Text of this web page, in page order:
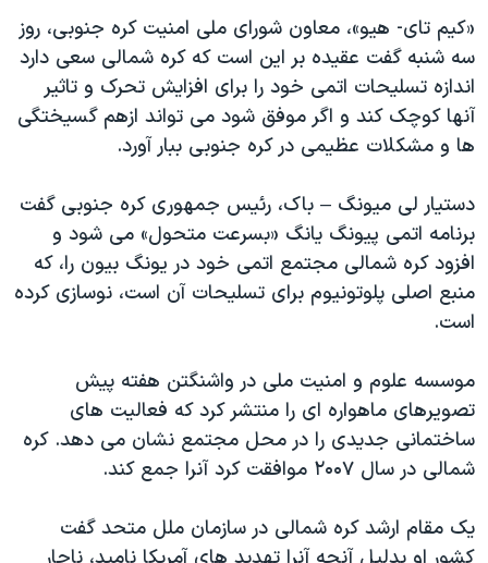
جستجوویژه برنامه‌ها
ویدیوها
فرهنگ و زندگی
حقوق شهروندی
علم و فناوری
اسرائیل در جنگ
گالری عکس
آرشیو پخش زنده
بایگانی برنامه‌های تلویزیونی
مستندها
انتخابات ریاست جمهوری آمریکا ۲۰۲۴
رمز مهسا
ورزش زنان در ایران
اعتراضات زن، زندگی، آزادی
مجموعه مستندهای دادخواهی
تریبونال مردمی آبان ۹۸
دادگاه حمید نوری
چهل سال گروگان‌گیری
اعتراضات مردمی آبان ۹۸
یادگیری زبان انگلیسی
دنبال کنید
زبانهای مختلف
«کیم تای- هیو»، معاون شورای ملی امنیت کره جنوبی، روز
سه شنبه گفت عقیده بر این است که کره شمالی سعی دارد
اندازه تسلیحات اتمی خود را برای افزایش تحرک و تاثیر
آنها کوچک کند و اگر موفق شود می تواند ازهم گسیختگی
ها و مشکلات عظیمی در کره جنوبی ببار آورد.
دستیار لی میونگ – باک، رئیس جمهوری کره جنوبی گفت
برنامه اتمی پیونگ یانگ «بسرعت متحول» می شود و
افزود کره شمالی مجتمع اتمی خود در یونگ بیون را، که
منبع اصلی پلوتونیوم برای تسلیحات آن است، نوسازی کرده
است.
موسسه علوم و امنیت ملی در واشنگتن هفته پیش
تصویرهای ماهواره ای را منتشر کرد که فعالیت های
ساختمانی جدیدی را در محل مجتمع نشان می دهد. کره
شمالی در سال ۲۰۰۷ موافقت کرد آنرا جمع کند.
یک مقام ارشد کره شمالی در سازمان ملل متحد گفت